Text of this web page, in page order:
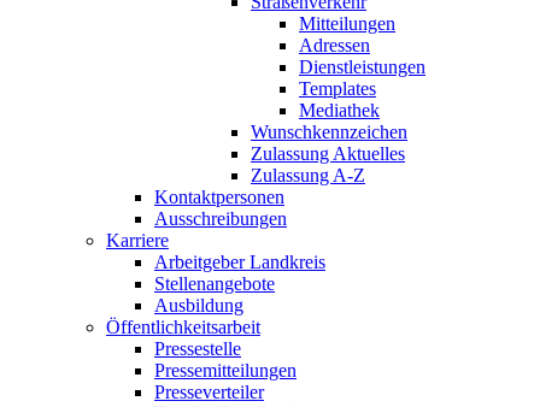
Mitteilungen
Adressen
Dienstleistungen
Templates
Mediathek
Wunschkennzeichen
Zulassung Aktuelles
Zulassung A-Z
Kontaktpersonen
Ausschreibungen
Karriere
Arbeitgeber Landkreis
Stellenangebote
Ausbildung
Öffentlichkeitsarbeit
Pressestelle
Pressemitteilungen
Presseverteiler